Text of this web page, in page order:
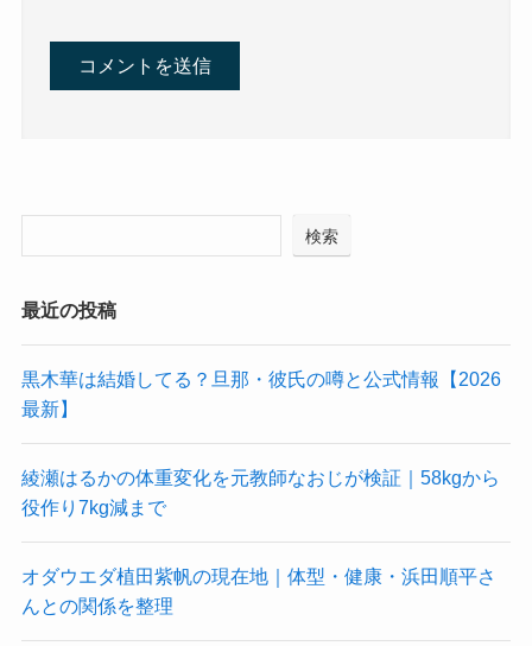
検索
最近の投稿
黒木華は結婚してる？旦那・彼氏の噂と公式情報【2026
最新】
綾瀬はるかの体重変化を元教師なおじが検証｜58kgから
役作り7kg減まで
オダウエダ植田紫帆の現在地｜体型・健康・浜田順平さ
んとの関係を整理